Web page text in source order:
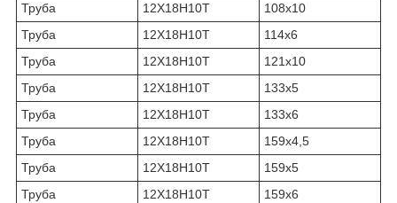
Труба
12Х18Н10Т
108х10
Труба
12Х18Н10Т
114х6
Труба
12Х18Н10Т
121х10
Труба
12Х18Н10Т
133х5
Труба
12Х18Н10Т
133х6
Труба
12Х18Н10Т
159х4,5
Труба
12Х18Н10Т
159х5
Труба
12Х18Н10Т
159х6